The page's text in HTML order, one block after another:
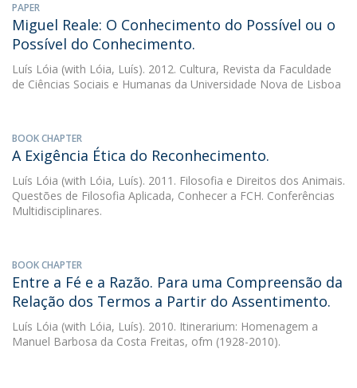
PAPER
Miguel Reale: O Conhecimento do Possível ou o
Possível do Conhecimento.
Luís Lóia (with Lóia, Luís). 2012. Cultura, Revista da Faculdade
de Ciências Sociais e Humanas da Universidade Nova de Lisboa
BOOK CHAPTER
A Exigência Ética do Reconhecimento.
Luís Lóia (with Lóia, Luís). 2011. Filosofia e Direitos dos Animais.
Questões de Filosofia Aplicada, Conhecer a FCH. Conferências
Multidisciplinares.
BOOK CHAPTER
Entre a Fé e a Razão. Para uma Compreensão da
Relação dos Termos a Partir do Assentimento.
Luís Lóia (with Lóia, Luís). 2010. Itinerarium: Homenagem a
Manuel Barbosa da Costa Freitas, ofm (1928-2010).